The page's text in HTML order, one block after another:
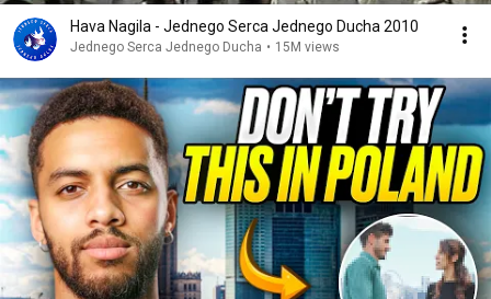
Hava Nagila - Jednego Serca Jednego Ducha 2010
Jednego Serca Jednego Ducha • 15M views